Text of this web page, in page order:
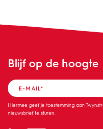
Blijf op de hoogte
Hiermee geef je toestemming aan
nieuwsbrief te sturen.